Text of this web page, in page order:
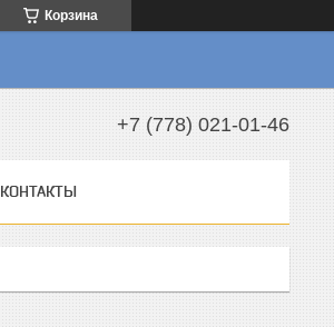
Корзина
+7 (778) 021-01-46
КОНТАКТЫ